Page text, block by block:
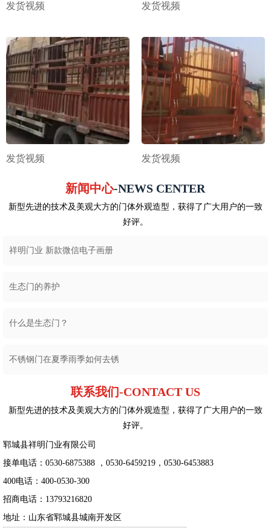
发货视频 发货视频
发货视频 发货视频
新闻中心-NEWS CENTER
新型先进的技术及美观大方的门体外观造型，获得了广大用户的一致
好评。
祥明门业 新款微信电子画册
生态门的养护
什么是生态门？
不锈钢门在夏季雨季如何去锈
联系我们-CONTACT US
新型先进的技术及美观大方的门体外观造型，获得了广大用户的一致
好评。
郓城县祥明门业有限公司
接单电话：0530-6875388 ，0530-6459219，0530-6453883
400电话：400-0530-300
招商电话：13793216820
地址：山东省郓城县城南开发区